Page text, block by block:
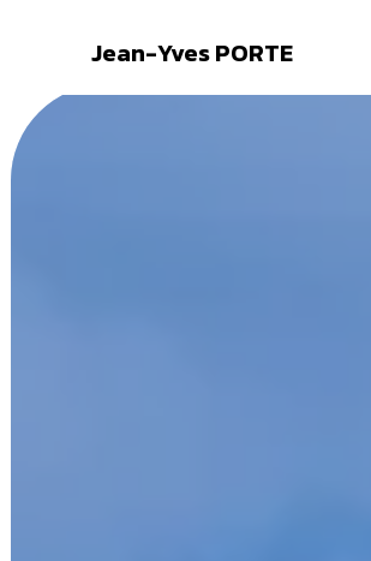
Jean-Yves PORTE
Panneau de gestion des cookies